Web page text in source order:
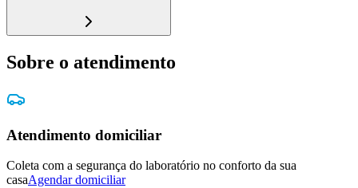
Sobre o atendimento
Atendimento domiciliar
Coleta com a segurança do laboratório no conforto da sua
casaAgendar domiciliar